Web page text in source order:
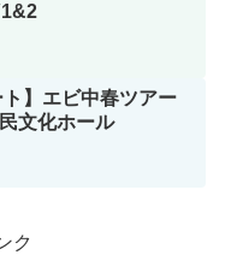
ト】エビ中春ツアー
文化ホール
ク